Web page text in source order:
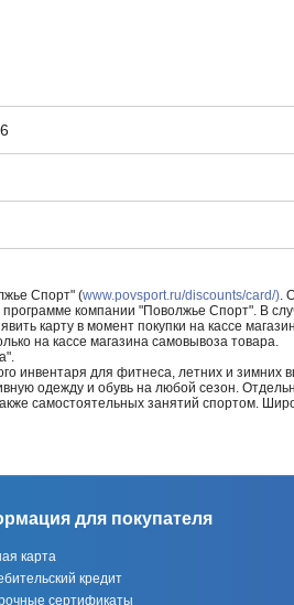
Спорт" (www.povsport.ru/discounts/card/).
компании "Поволжье Спорт". В
карту в момент покупки на кассе
на кассе магазина самовывоза товара.
инвентаря для фитнеса, летних и зимних
одежду и обувь на любой сезон.
самостоятельных занятий спортом.
для покупателя
карта
кредит
сертификаты